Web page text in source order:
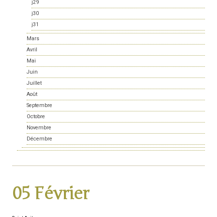
j29
j30
j31
Mars
Avril
Mai
Juin
Juillet
Août
Septembre
Octobre
Novembre
Décembre
05 Février